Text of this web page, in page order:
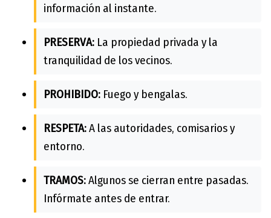
información al instante.
PRESERVA: La propiedad privada y la
tranquilidad de los vecinos.
PROHIBIDO: Fuego y bengalas.
RESPETA:A las autoridades, comisarios y
entorno.
TRAMOS:Algunos se cierran entre pasadas.
Infórmate antes de entrar.